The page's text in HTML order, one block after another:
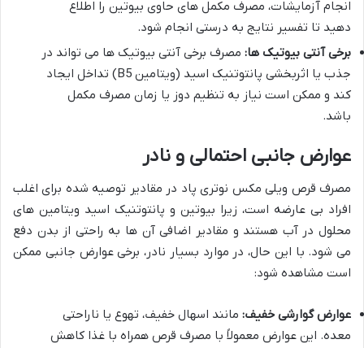
انجام آزمایشات، مصرف مکمل های حاوی بیوتین را اطلاع
دهید تا تفسیر نتایج به درستی انجام شود.
برخی آنتی بیوتیک ها: مصرف برخی آنتی بیوتیک ها می تواند در
جذب یا اثربخشی پانتوتنیک اسید (ویتامین B5) تداخل ایجاد
کند و ممکن است نیاز به تنظیم دوز یا زمان مصرف مکمل
باشد.
عوارض جانبی احتمالی و نادر
مصرف قرص ویلی مکس نوتری پاد در مقادیر توصیه شده برای اغلب
افراد بی عارضه است، زیرا بیوتین و پانتوتنیک اسید ویتامین های
محلول در آب هستند و مقادیر اضافی آن ها به راحتی از بدن دفع
می شود. با این حال، در موارد بسیار نادر، برخی عوارض جانبی ممکن
است مشاهده شود:
عوارض گوارشی خفیف: مانند اسهال خفیف، تهوع یا ناراحتی
معده. این عوارض معمولاً با مصرف قرص همراه با غذا کاهش